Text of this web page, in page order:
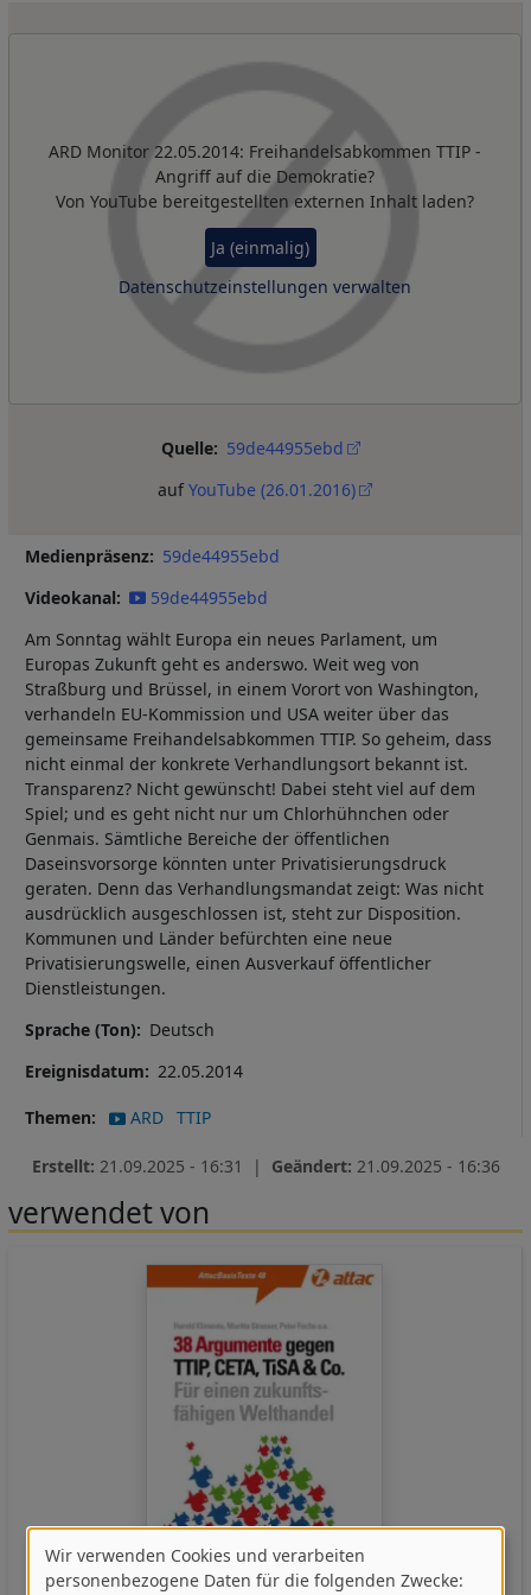
Remote Video URL
ARD Monitor 22.05.2014: Freihandelsabkommen TTIP -
Angriff auf die Demokratie?
Von YouTube bereitgestellten externen Inhalt laden?
Ja (einmalig)
Datenschutzeinstellungen verwalten
Quelle
59de44955ebd
aufYouTube (26.01.2016)
Medienpräsenz
59de44955ebd
Videokanal
59de44955ebd
Am Sonntag wählt Europa ein neues Parlament, um
Europas Zukunft geht es anderswo. Weit weg von
Straßburg und Brüssel, in einem Vorort von Washington,
verhandeln EU-Kommission und USA weiter über das
gemeinsame Freihandelsabkommen TTIP. So geheim, dass
nicht einmal der konkrete Verhandlungsort bekannt ist.
Transparenz? Nicht gewünscht! Dabei steht viel auf dem
Spiel; und es geht nicht nur um Chlorhühnchen oder
Genmais. Sämtliche Bereiche der öffentlichen
Daseinsvorsorge könnten unter Privatisierungsdruck
geraten. Denn das Verhandlungsmandat zeigt: Was nicht
ausdrücklich ausgeschlossen ist, steht zur Disposition.
Kommunen und Länder befürchten eine neue
Privatisierungswelle, einen Ausverkauf öffentlicher
Dienstleistungen.
Sprache (Ton)
Deutsch
Ereignisdatum
22.05.2014
Themen ARD TTIP
Erstellt: 21.09.2025 - 16:31 | Geändert: 21.09.2025 - 16:36
verwendet von
Verwendung
Wir verwenden Cookies und verarbeiten
personenbezogene Daten für die folgenden Zwecke: